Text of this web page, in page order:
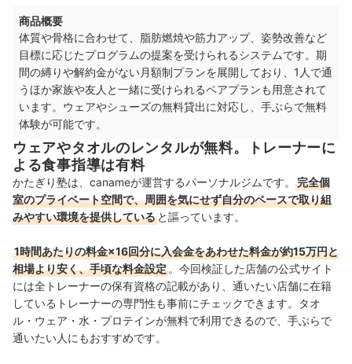
関西 36店舗
商品概要
体質や骨格に合わせて、脂肪燃焼や筋力アップ、姿勢改善など
目標に応じたプログラムの提案を受けられるシステムです。期
間の縛りや解約金がない月額制プランを展開しており、1人で通
うほか家族や友人と一緒に受けられるペアプランも用意されて
います。ウェアやシューズの無料貸出に対応し、手ぶらで無料
体験が可能です。
ウェアやタオルのレンタルが無料。トレーナーに
よる食事指導は有料
かたぎり塾は、canameが運営するパーソナルジムです。
完全個
室のプライベート空間で、周囲を気にせず自分のペースで取り組
みやすい環境を提供している と謳っています。
1時間あたりの料金×16回分に入会金をあわせた料金が約15万円と
相場より安く、手頃な料金設定。今回検証した店舗の公式サイト
には全トレーナーの保有資格の記載があり、通いたい店舗に在籍
しているトレーナーの専門性も事前にチェックできます。タオ
ル・ウェア・水・プロテインが無料で利用できるので、手ぶらで
通いたい人にもおすすめです。